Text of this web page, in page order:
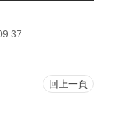
回上一頁